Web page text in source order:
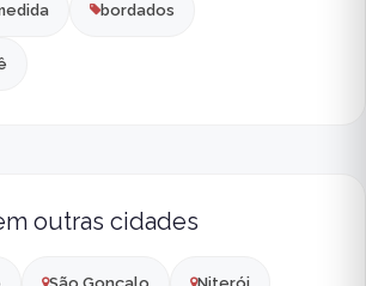
bordados
outras cidades